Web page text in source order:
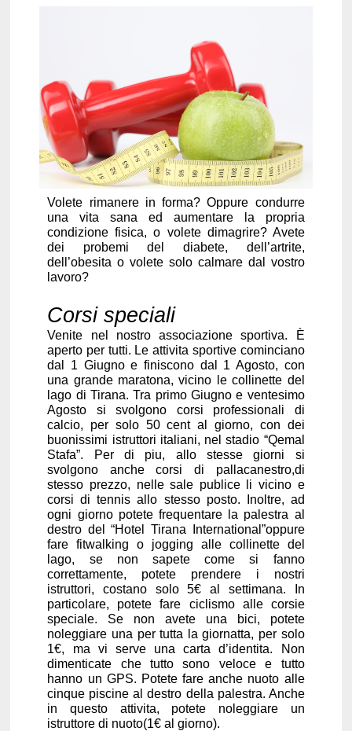
Volete rimanere in forma? Oppure condurre
una vita sana ed aumentare la propria
condizione fisica, o volete dimagrire? Avete
dei probemi del diabete, dell’artrite,
dell’obesita o volete solo calmare dal vostro
lavoro?
Corsi speciali
Venite nel nostro associazione sportiva. È
aperto per tutti. Le attivita sportive cominciano
dal 1 Giugno e finiscono dal 1 Agosto, con
una grande maratona, vicino le collinette del
lago di Tirana. Tra primo Giugno e ventesimo
Agosto si svolgono corsi professionali di
calcio, per solo 50 cent al giorno, con dei
buonissimi istruttori italiani, nel stadio “Qemal
Stafa”. Per di piu, allo stesse giorni si
svolgono anche corsi di pallacanestro,di
stesso prezzo, nelle sale publice li vicino e
corsi di tennis allo stesso posto. Inoltre, ad
ogni giorno potete frequentare la palestra al
destro del “Hotel Tirana International”oppure
fare fitwalking o jogging alle collinette del
lago, se non sapete come si fanno
correttamente, potete prendere i nostri
istruttori, costano solo 5€ al settimana. In
particolare, potete fare ciclismo alle corsie
speciale. Se non avete una bici, potete
noleggiare una per tutta la giornatta, per solo
1€, ma vi serve una carta d’identita. Non
dimenticate che tutto sono veloce e tutto
hanno un GPS. Potete fare anche nuoto alle
cinque piscine al destro della palestra. Anche
in questo attivita, potete noleggiare un
istruttore di nuoto(1€ al giorno).